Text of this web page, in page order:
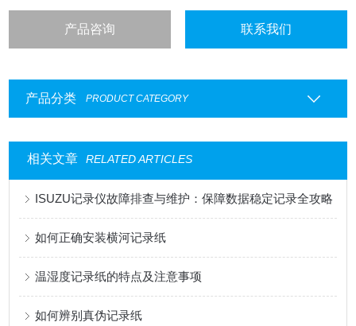
产品咨询 联系我们
产品分类 PRODUCT CATEGORY
相关文章 RELATED ARTICLES
ISUZU记录仪故障排查与维护：保障数据稳定记录全攻略
如何正确安装横河记录纸
温湿度记录纸的特点及注意事项
如何辨别真伪记录纸